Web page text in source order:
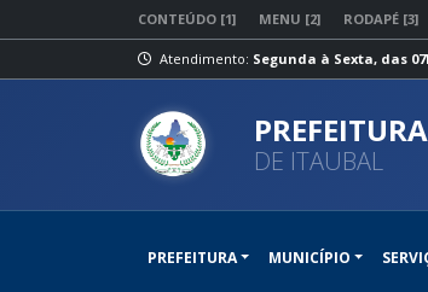
CONTEÚDO [1] MENU [2] RODAPÉ [3]
Atendimento: Segunda à Sexta, das
DE ITAUBAL
PREFEITURA MUNICÍPIO